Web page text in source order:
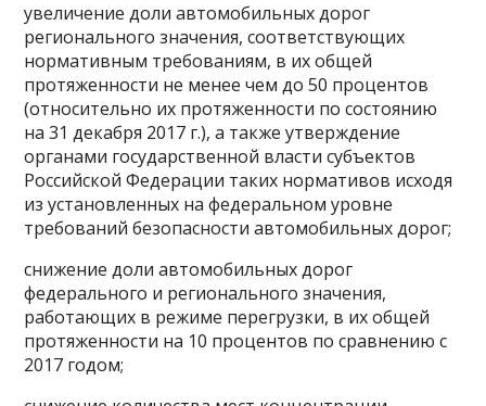
увеличение доли автомобильных дорог
регионального значения, соответствующих
нормативным требованиям, в их общей
протяженности не менее чем до 50 процентов
(относительно их протяженности по состоянию
на 31 декабря 2017 г.), а также утверждение
органами государственной власти субъектов
Российской Федерации таких нормативов исходя
из установленных на федеральном уровне
требований безопасности автомобильных дорог;
снижение доли автомобильных дорог
федерального и регионального значения,
работающих в режиме перегрузки, в их общей
протяженности на 10 процентов по сравнению с
2017 годом;